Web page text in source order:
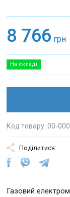
8 766 грн
На складі
Код товару: 00-
Поділитися:
Газовий